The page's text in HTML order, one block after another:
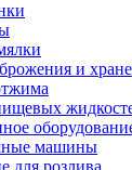
и
машины
для розлива